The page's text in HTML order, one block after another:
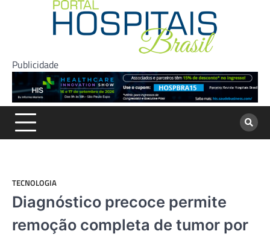
Publicidade
TECNOLOGIA
Diagnóstico precoce permite
remoção completa de tumor por